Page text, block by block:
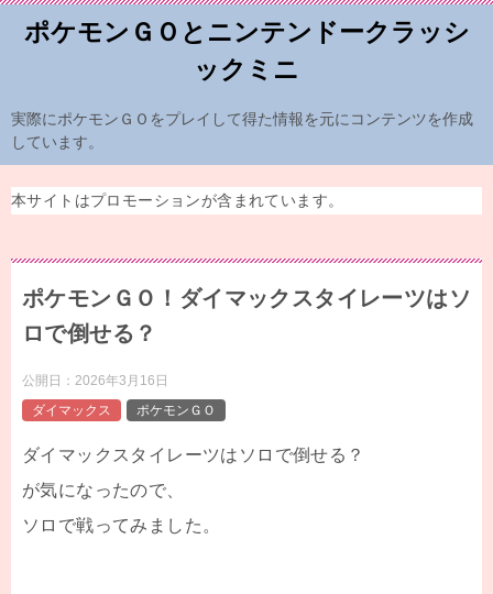
ポケモンＧＯとニンテンドークラッシ
ックミニ
実際にポケモンＧＯをプレイして得た情報を元にコンテンツを作成
しています。
本サイトはプロモーションが含まれています。
ポケモンＧＯ！ダイマックスタイレーツはソ
ロで倒せる？
公開日： 2026年3月16日
ダイマックス
ポケモンＧＯ
ダイマックスタイレーツはソロで倒せる？
が気になったので、
ソロで戦ってみました。